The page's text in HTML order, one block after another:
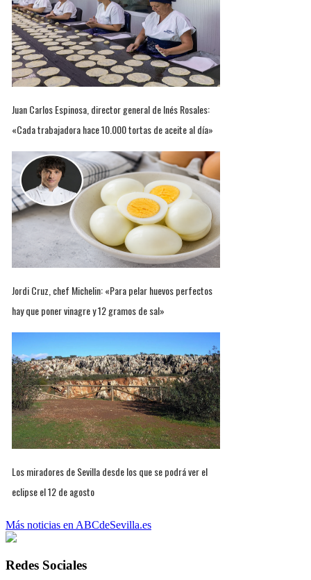
Juan Carlos Espinosa, director general de Inés Rosales:
«Cada trabajadora hace 10.000 tortas de aceite al día»
Jordi Cruz, chef Michelin: «Para pelar huevos perfectos
hay que poner vinagre y 12 gramos de sal»
Los miradores de Sevilla desde los que se podrá ver el
eclipse el 12 de agosto
Más noticias en ABCdeSevilla.es
Redes Sociales